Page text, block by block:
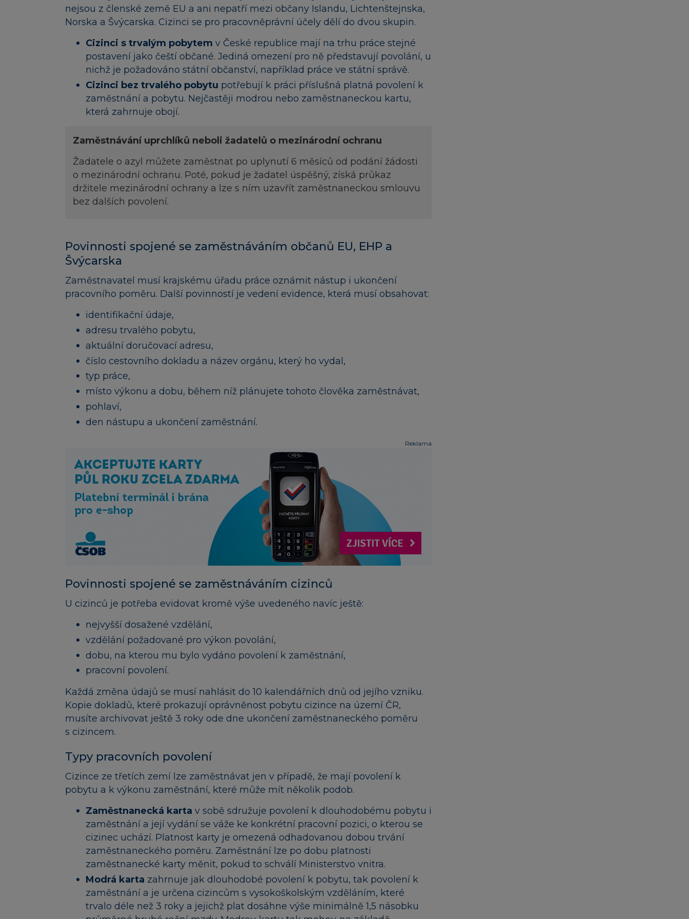
nejsou z členské země EU a ani nepatří mezi občany Islandu, Lichtenštejnska,
Norska a Švýcarska. Cizinci se pro pracovněprávní účely dělí do dvou skupin.
Cizinci s trvalým pobytem v České republice mají na trhu práce stejné
postavení jako čeští občané. Jediná omezení pro ně představují povolání, u
nichž je požadováno státní občanství, například práce ve státní správě.
Cizinci bez trvalého pobytu potřebují k práci příslušná platná povolení k
zaměstnání a pobytu. Nejčastěji modrou nebo zaměstnaneckou kartu,
která zahrnuje obojí.
Zaměstnávání uprchlíků neboli žadatelů o mezinárodní ochranu
Žadatele o azyl můžete zaměstnat po uplynutí 6 měsíců od podání žádosti
o mezinárodní ochranu. Poté, pokud je žadatel úspěšný, získá průkaz
držitele mezinárodní ochrany a lze s ním uzavřít zaměstnaneckou smlouvu
bez dalších povolení.
Povinnosti spojené se zaměstnáváním občanů EU, EHP a
Švýcarska
Zaměstnavatel musí krajskému úřadu práce oznámit nástup i ukončení
pracovního poměru. Další povinností je vedení evidence, která musí obsahovat:
identifikační údaje,
adresu trvalého pobytu,
aktuální doručovací adresu,
číslo cestovního dokladu a název orgánu, který ho vydal,
typ práce,
místo výkonu a dobu, během níž plánujete tohoto člověka zaměstnávat,
pohlaví,
den nástupu a ukončení zaměstnání.
Reklama
Povinnosti spojené se zaměstnáváním cizinců
U cizinců je potřeba evidovat kromě výše uvedeného navíc ještě:
nejvyšší dosažené vzdělání,
vzdělání požadované pro výkon povolání,
dobu, na kterou mu bylo vydáno povolení k zaměstnání,
pracovní povolení.
Každá změna údajů se musí nahlásit do 10 kalendářních dnů od jejího vzniku.
Kopie dokladů, které prokazují oprávněnost pobytu cizince na území ČR,
musíte archivovat ještě 3 roky ode dne ukončení zaměstnaneckého poměru
s cizincem.
Typy pracovních povolení
Cizince ze třetích zemí lze zaměstnávat jen v případě, že mají povolení k
pobytu a k výkonu zaměstnání, které může mít několik podob.
Zaměstnanecká karta v sobě sdružuje povolení k dlouhodobému pobytu i
zaměstnání a její vydání se váže ke konkrétní pracovní pozici, o kterou se
cizinec uchází. Platnost karty je omezená odhadovanou dobou trvání
zaměstnaneckého poměru. Zaměstnání lze po dobu platnosti
zaměstnanecké karty měnit, pokud to schválí Ministerstvo vnitra.
Modrá karta zahrnuje jak dlouhodobé povolení k pobytu, tak povolení k
zaměstnání a je určena cizincům s vysokoškolským vzděláním, které
trvalo déle než 3 roky a jejichž plat dosáhne výše minimálně 1,5 násobku